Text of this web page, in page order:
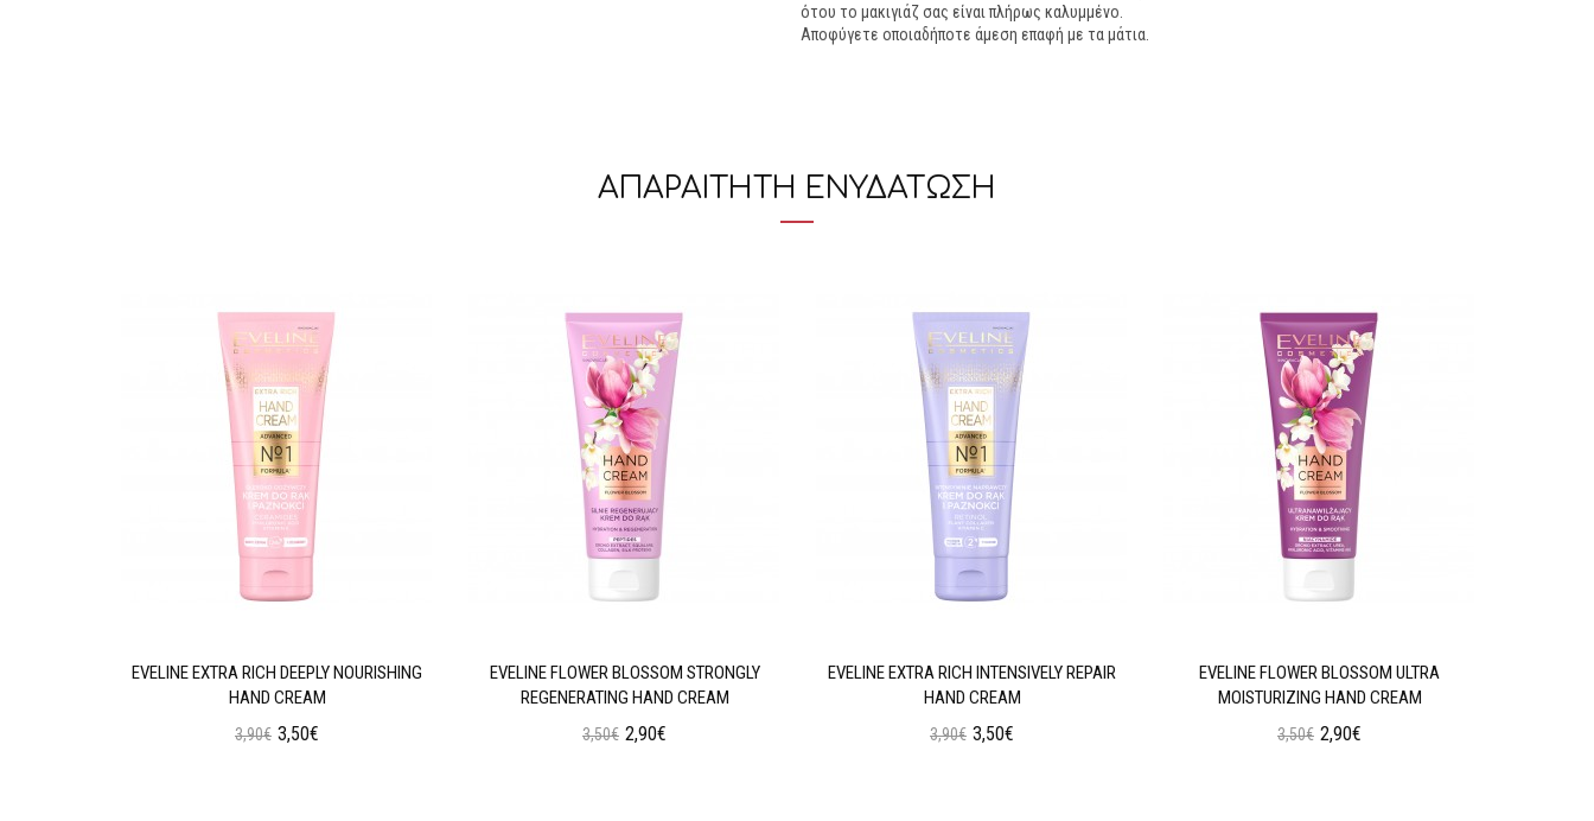
ότου το μακιγιάζ σας είναι πλήρως καλυμμένο.
Αποφύγετε οποιαδήποτε άμεση επαφή με τα μάτια.
ΑΠΑΡΑΙΤΗΤΗ ΕΝΥΔΑΤΩΣΗ
EVELINE EXTRA RICH DEEPLY NOURISHING
HAND CREAM
3,90€ 3,50€
EVELINE FLOWER BLOSSOM STRONGLY
REGENERATING HAND CREAM
3,50€ 2,90€
EVELINE EXTRA RICH INTENSIVELY REPAIR
HAND CREAM
3,90€ 3,50€
EVELINE FLOWER BLOSSOM ULTRA
MOISTURIZING HAND CREAM
3,50€ 2,90€